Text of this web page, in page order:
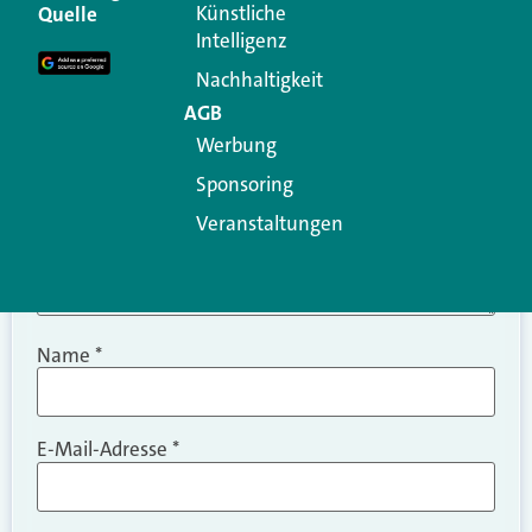
Erforderliche Felder sind mit
Kommentar
Name *
E-Mail-Adresse *
Quelle
Künstliche
Intelligenz
Nachhaltigkeit
AGB
Werbung
Sponsoring
Veranstaltungen